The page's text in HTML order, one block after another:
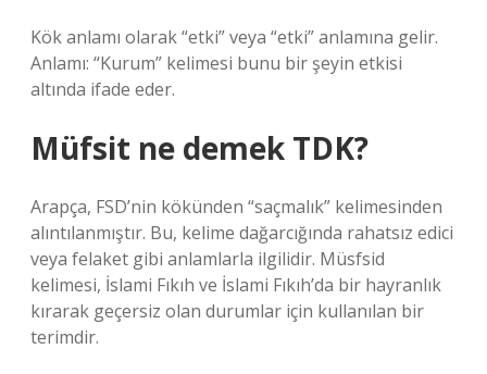
Kök anlamı olarak “etki” veya “etki” anlamına gelir.
Anlamı: “Kurum” kelimesi bunu bir şeyin etkisi
altında ifade eder.
Müfsit ne demek TDK?
Arapça, FSD’nin kökünden “saçmalık” kelimesinden
alıntılanmıştır. Bu, kelime dağarcığında rahatsız edici
veya felaket gibi anlamlarla ilgilidir. Müsfsid
kelimesi, İslami Fıkıh ve İslami Fıkıh’da bir hayranlık
kırarak geçersiz olan durumlar için kullanılan bir
terimdir.